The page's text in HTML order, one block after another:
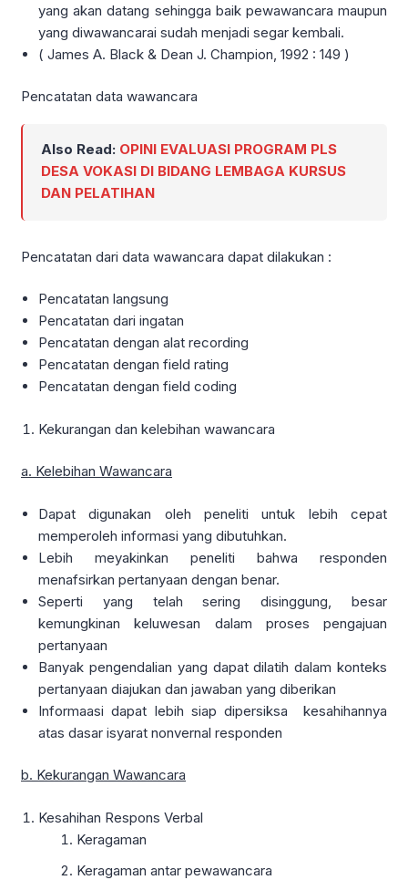
yang akan datang sehingga baik pewawancara maupun
yang diwawancarai sudah menjadi segar kembali.
( James A. Black & Dean J. Champion, 1992 : 149 )
Pencatatan data wawancara
Also Read: OPINI EVALUASI PROGRAM PLS
DESA VOKASI DI BIDANG LEMBAGA KURSUS
DAN PELATIHAN
Pencatatan dari data wawancara dapat dilakukan :
Pencatatan langsung
Pencatatan dari ingatan
Pencatatan dengan alat recording
Pencatatan dengan field rating
Pencatatan dengan field coding
Kekurangan dan kelebihan wawancara
a. Kelebihan Wawancara
Dapat digunakan oleh peneliti untuk lebih cepat
memperoleh informasi yang dibutuhkan.
Lebih meyakinkan peneliti bahwa responden
menafsirkan pertanyaan dengan benar.
Seperti yang telah sering disinggung, besar
kemungkinan keluwesan dalam proses pengajuan
pertanyaan
Banyak pengendalian yang dapat dilatih dalam konteks
pertanyaan diajukan dan jawaban yang diberikan
Informaasi dapat lebih siap dipersiksa kesahihannya
atas dasar isyarat nonvernal responden
b. Kekurangan Wawancara
Kesahihan Respons Verbal
Keragaman
Keragaman antar pewawancara